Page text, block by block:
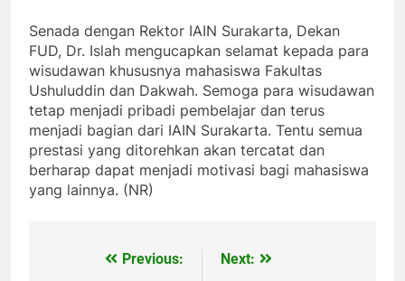
Senada dengan Rektor IAIN Surakarta, Dekan
FUD, Dr. Islah mengucapkan selamat kepada para
wisudawan khususnya mahasiswa Fakultas
Ushuluddin dan Dakwah. Semoga para wisudawan
tetap menjadi pribadi pembelajar dan terus
menjadi bagian dari IAIN Surakarta. Tentu semua
prestasi yang ditorehkan akan tercatat dan
berharap dapat menjadi motivasi bagi mahasiswa
yang lainnya. (NR)
Previous:
Next: